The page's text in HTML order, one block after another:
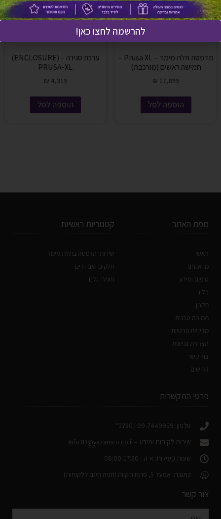
מדפסת תלת מימד – Prusa XL –
חמישה ראשים (מורכבת)
₪ 17,899
הוספה לסל
ערכת סגירה – (ENCLOSURE)
PRUSA-XL
₪ 4,319
הוספה לסל
מפת האתר
ראשי
מי אנחנו
טיפים ומידע
בלוג
תקנון
תמיכה טכנית
מדיניות פרטיות
הצהרת נגישות
צור קשר
דרושים
קטגוריות ראשיות
שירותי הדפסה בתלת מימד
חלקים ואביזרים
חומרי גלם
פרטי התקשרות
טלפון: 09-7449959 | 3730*
שירות לקוחות ומידע – Info3D@yazamco.co.il
שעות פעילות: א-ה - 08:00-17:30
כתובת: אפעל 5, פתח תקווה (חניה חינם ללקוחות)
צור קשר
להרשמה לחצו כאן!